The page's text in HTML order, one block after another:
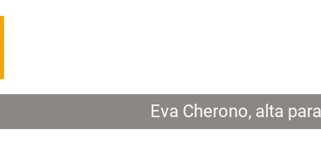
Eva Cherono, alta